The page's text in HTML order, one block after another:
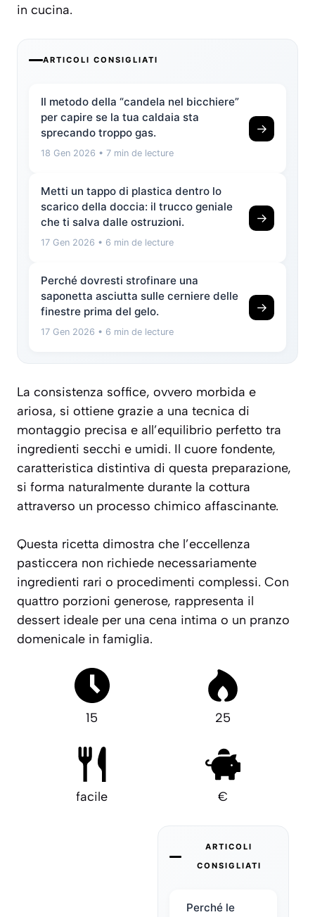
in cucina.
ARTICOLI CONSIGLIATI
Il metodo della “candela nel bicchiere”
per capire se la tua caldaia sta
sprecando troppo gas.
18 Gen 2026 • 7 min de lecture
→
Metti un tappo di plastica dentro lo
scarico della doccia: il trucco geniale
che ti salva dalle ostruzioni.
17 Gen 2026 • 6 min de lecture
→
Perché dovresti strofinare una
saponetta asciutta sulle cerniere delle
finestre prima del gelo.
17 Gen 2026 • 6 min de lecture
→
La consistenza soffice, ovvero morbida e
ariosa, si ottiene grazie a una tecnica di
montaggio precisa e all’equilibrio perfetto tra
ingredienti secchi e umidi. Il cuore fondente,
caratteristica distintiva di questa preparazione,
si forma naturalmente durante la cottura
attraverso un processo chimico affascinante.
Questa ricetta dimostra che l’eccellenza
pasticcera non richiede necessariamente
ingredienti rari o procedimenti complessi. Con
quattro porzioni generose, rappresenta il
dessert ideale per una cena intima o un pranzo
domenicale in famiglia.
15 25
facile €
ARTICOLI
CONSIGLIATI
Perché le